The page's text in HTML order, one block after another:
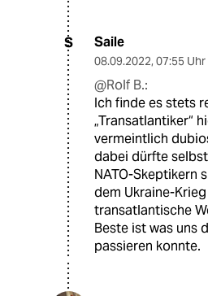
S Saile
08.09.2022, 07:55 Uhr
@Rolf B.:
Ich finde es stets
„Transatlantiker“
vermeintlich
dabei dürfte
NATO-Skeptikern
dem Ukraine-
transatlantische
Beste ist was uns
passieren konnte.